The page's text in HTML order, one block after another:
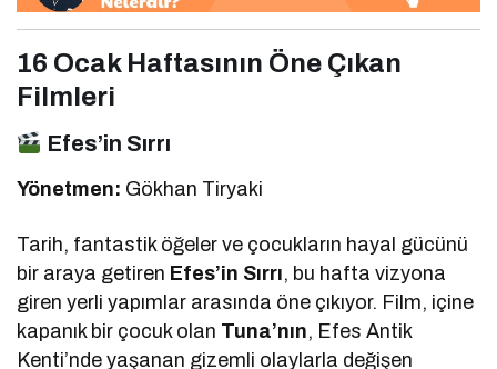
16 Ocak Haftasının Öne Çıkan
Filmleri
Efes’in Sırrı
Yönetmen: Gökhan Tiryaki
Tarih, fantastik öğeler ve çocukların hayal gücünü
bir araya getiren Efes’in Sırrı, bu hafta vizyona
giren yerli yapımlar arasında öne çıkıyor. Film, içine
kapanık bir çocuk olan Tuna’nın, Efes Antik
Kenti’nde yaşanan gizemli olaylarla değişen